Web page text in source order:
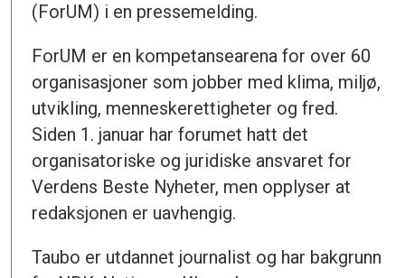
(ForUM) i en pressemelding.
ForUM er en kompetansearena for over 60
organisasjoner som jobber med klima, miljø,
utvikling, menneskerettigheter og fred.
Siden 1. januar har forumet hatt det
organisatoriske og juridiske ansvaret for
Verdens Beste Nyheter, men opplyser at
redaksjonen er uavhengig.
Taubo er utdannet journalist og har bakgrunn